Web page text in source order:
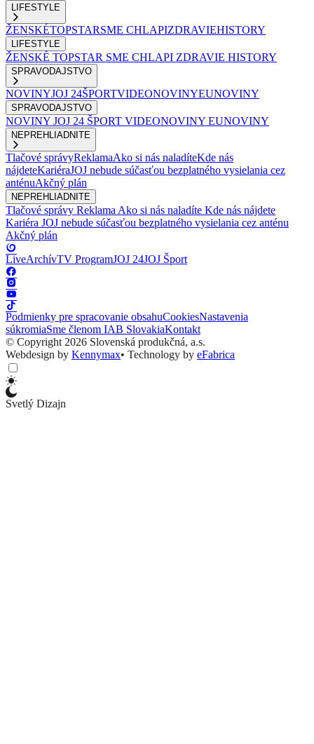
LIFESTYLE
ŽENSKÉTOPSTARSME CHLAPIZDRAVIEHISTORY
LIFESTYLE
ŽENSKÉ TOPSTAR SME CHLAPI ZDRAVIE HISTORY
SPRAVODAJSTVO
NOVINYJOJ 24ŠPORTVIDEONOVINYEUNOVINY
SPRAVODAJSTVO
NOVINY JOJ 24 ŠPORT VIDEONOVINY EUNOVINY
NEPREHLIADNITE
Tlačové správyReklamaAko si nás naladíteKde nás
nájdeteKariéraJOJ nebude súčasťou bezplatného vysielania cez
anténuAkčný plán
NEPREHLIADNITE
Tlačové správy Reklama Ako si nás naladíte Kde nás nájdete
Kariéra JOJ nebude súčasťou bezplatného vysielania cez anténu
Akčný plán
LiveArchívTV ProgramJOJ 24JOJ Šport
Podmienky pre spracovanie obsahuCookiesNastavenia
súkromiaSme členom IAB SlovakiaKontakt
© Copyright 2026 Slovenská produkčná, a.s.
Webdesign by Kennymax• Technology by eFabrica
Svetlý Dizajn